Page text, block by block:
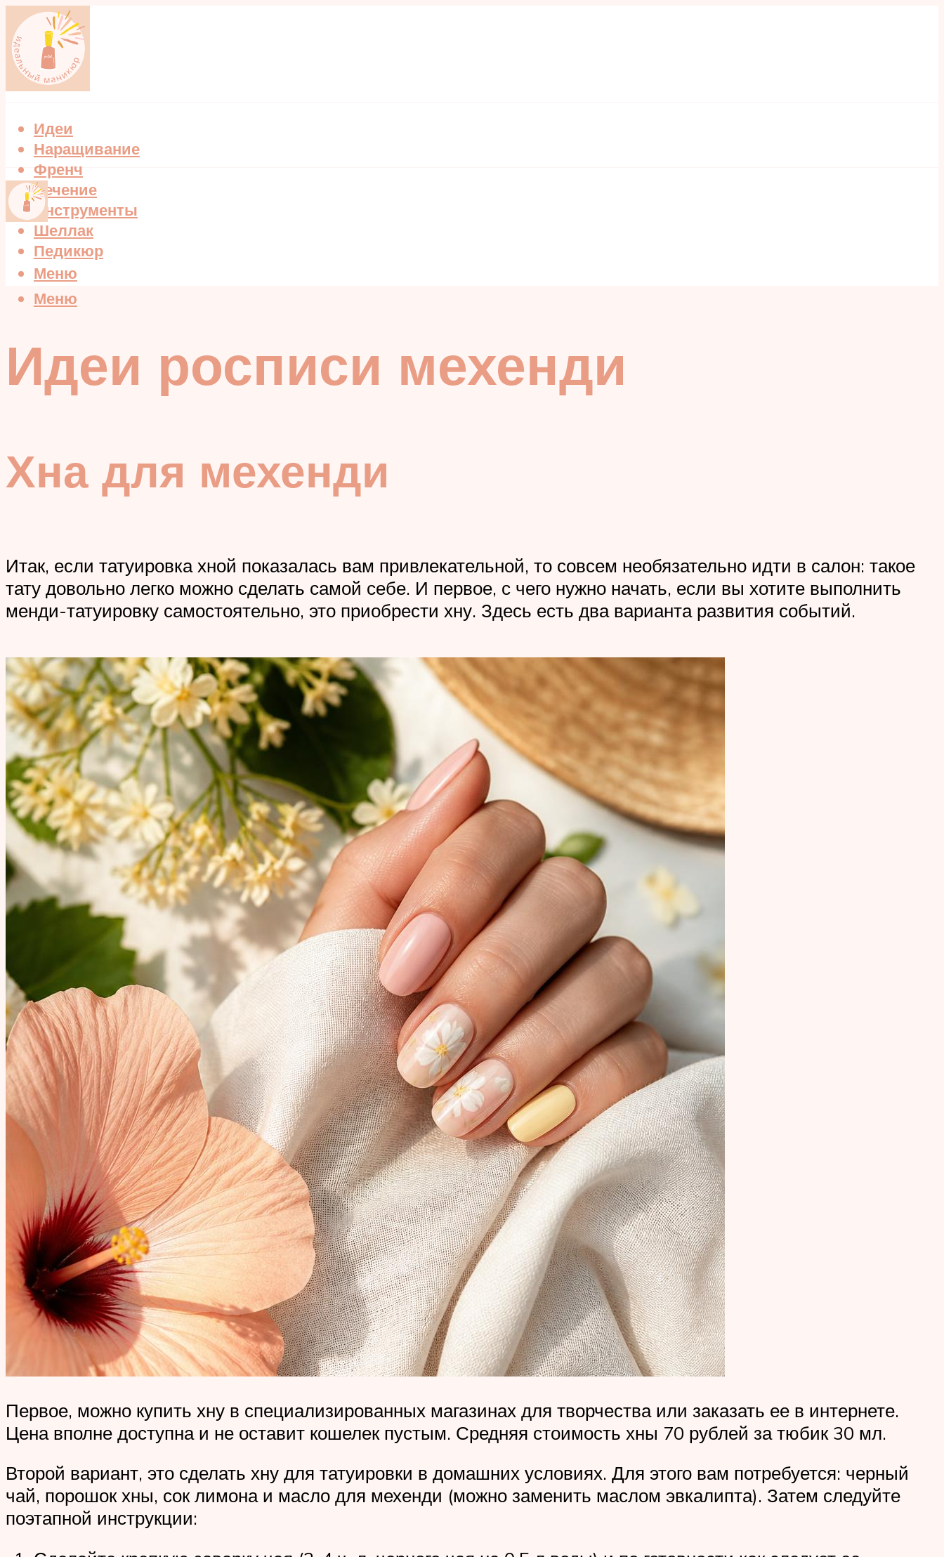
Идеи
Наращивание
Френч
Лечение
Инструменты
Шеллак
Педикюр
Меню
Меню
Идеи росписи мехенди
Хна для мехенди
Итак, если татуировка хной показалась вам привлекательной, то совсем необязательно идти в салон: такое
тату довольно легко можно сделать самой себе. И первое, с чего нужно начать, если вы хотите выполнить
менди-татуировку самостоятельно, это приобрести хну. Здесь есть два варианта развития событий.
Первое, можно купить хну в специализированных магазинах для творчества или заказать ее в интернете.
Цена вполне доступна и не оставит кошелек пустым. Средняя стоимость хны 70 рублей за тюбик 30 мл.
Второй вариант, это сделать хну для татуировки в домашних условиях. Для этого вам потребуется: черный
чай, порошок хны, сок лимона и масло для мехенди (можно заменить маслом эвкалипта). Затем следуйте
поэтапной инструкции: